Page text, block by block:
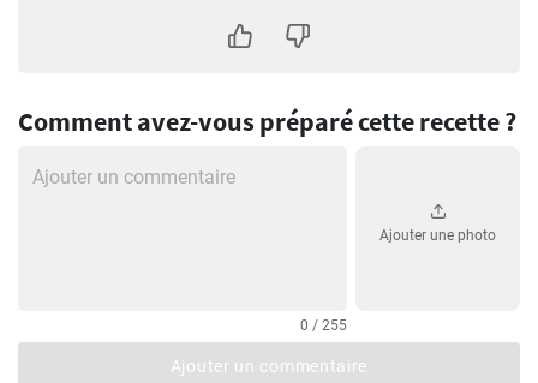
Comment avez-vous préparé cette recette ?
0 / 255
Ajouter une photo
Ajouter un commentaire